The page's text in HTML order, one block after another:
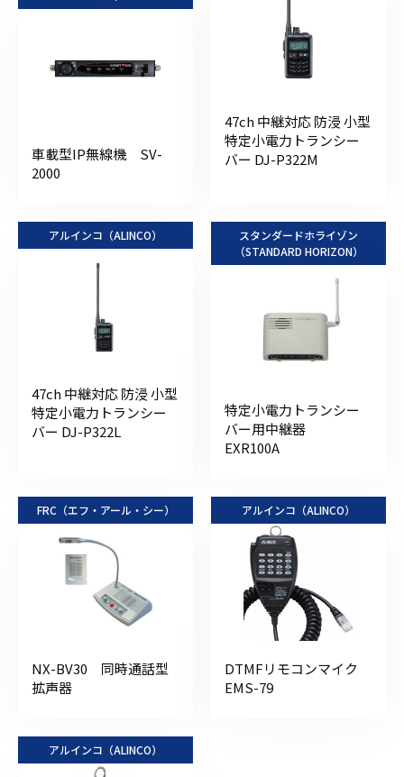
車載型IP無線機 SV-
2000
47ch 中継対応 防浸 小型
特定小電力トランシー
バー DJ-P322M
アルインコ（ALINCO）
47ch 中継対応 防浸 小型
特定小電力トランシー
バー DJ-P322L
スタンダードホライゾン
（STANDARD HORIZON）
特定小電力トランシー
バー用中継器
EXR100A
FRC（エフ・アール・シー）
NX-BV30 同時通話型
拡声器
アルインコ（ALINCO）
DTMFリモコンマイク
EMS-79
アルインコ（ALINCO）